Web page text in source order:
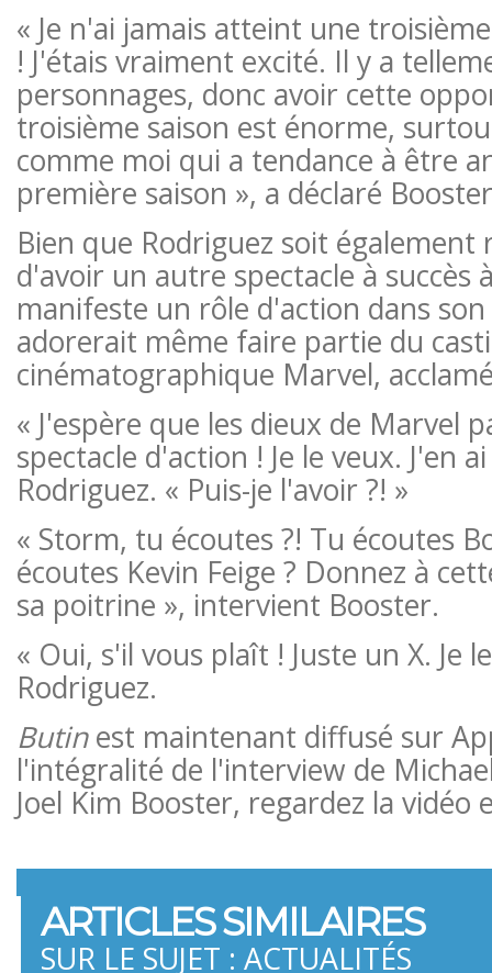
« Je n'ai jamais atteint une
! J'étais vraiment excité. Il y a
personnages, donc avoir cette
troisième saison est énorme,
comme moi qui a tendance à être
première saison », a déclaré
Bien que Rodriguez soit également
d'avoir un autre spectacle à succès
manifeste un rôle d'action dans son
adorerait même faire partie du
cinématographique Marvel,
« J'espère que les dieux de Marvel
spectacle d'action ! Je le veux. J'en
Rodriguez. « Puis-je l'avoir ?! »
« Storm, tu écoutes ?! Tu écoutes
écoutes Kevin Feige ? Donnez à
sa poitrine », intervient Booster.
« Oui, s'il vous plaît ! Juste un X. Je
Rodriguez.
Butinest maintenant diffusé sur
l'intégralité de l'interview de
Joel Kim Booster, regardez la vidéo
ARTICLES SIMILAIRES
SUR LE SUJET : ACTUALITÉS